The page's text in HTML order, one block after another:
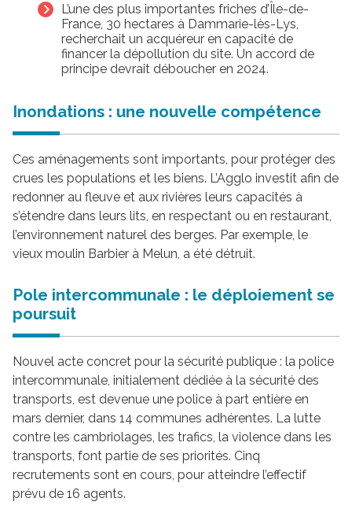
L’une des plus importantes friches d’Île-de-
France, 30 hectares à Dammarie-lès-Lys,
recherchait un acquéreur en capacité de
financer la dépollution du site. Un accord de
principe devrait déboucher en 2024.
Inondations : une nouvelle compétence
Ces aménagements sont importants, pour protéger des
crues les populations et les biens. L’Agglo investit afin de
redonner au fleuve et aux rivières leurs capacités à
s’étendre dans leurs lits, en respectant ou en restaurant,
l’environnement naturel des berges. Par exemple, le
vieux moulin Barbier à Melun, a été détruit.
Pole intercommunale : le déploiement se
poursuit
Nouvel acte concret pour la sécurité publique : la police
intercommunale, initialement dédiée à la sécurité des
transports, est devenue une police à part entière en
mars dernier, dans 14 communes adhérentes. La lutte
contre les cambriolages, les trafics, la violence dans les
transports, font partie de ses priorités. Cinq
recrutements sont en cours, pour atteindre l’effectif
prévu de 16 agents.